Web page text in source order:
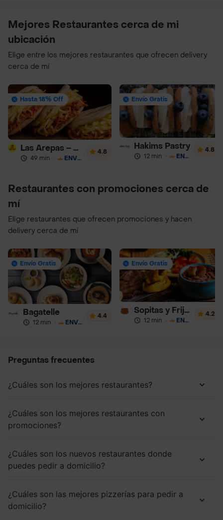
Mejores Restaurantes cerca de mi
ubicación
Elige entre los mejores restaurantes que ofrecen delivery
cerca de mí
Hasta 18% Off
Las Arepas – Arepas Rellenas
49 min · ENVÍO GRATIS
4.8
Envío Gratis
Hakims Pastry
12 min · ENVÍO GRATIS
4.8
Restaurantes con promociones cerca de
mí
Elige restaurantes que ofrecen promociones y hacen
delivery cerca de mí
Envío Gratis
Bagatelle
12 min · ENVÍO GRATIS
4.4
Envío Gratis
Sopitas y Frijoladas
12 min · ENVÍO GRATIS
4.2
Preguntas frecuentes
¿Cuáles son los mejores restaurantes?
¿Cuáles son los mejores restaurantes con
promociones?
¿Cuáles son los nuevos restaurantes donde
puedes pedir a domicilio?
¿Cuáles son las mejores pizzerías para pedir a
domicilio?